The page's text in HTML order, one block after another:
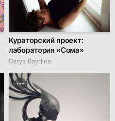
Кураторский проект:
лаборатория «Сома»
Darya Baydina